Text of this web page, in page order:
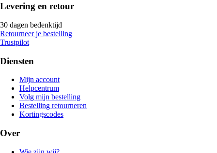
Levering en retour
30 dagen bedenktijd
Retourneer je bestelling
Trustpilot
Diensten
Mijn account
Helpcentrum
Volg mijn bestelling
Bestelling retourneren
Kortingscodes
Over